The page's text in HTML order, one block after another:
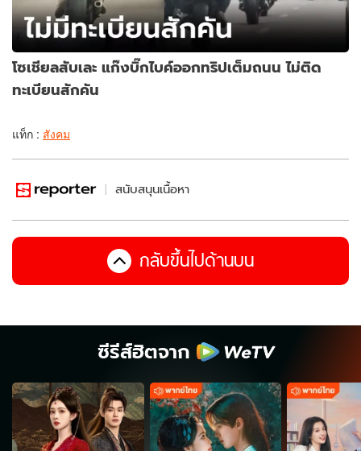
โซเชียลสับเละ แก๊งบิ๊กไบค์ออกทริปเต็มถนน ไม่ติด
ทะเบียนสักคัน
แท็ก : สังคม
สนับสนุนเนื้อหา
กลับขึ้นไปด้านบน
ซีรีส์ฮิตจาก